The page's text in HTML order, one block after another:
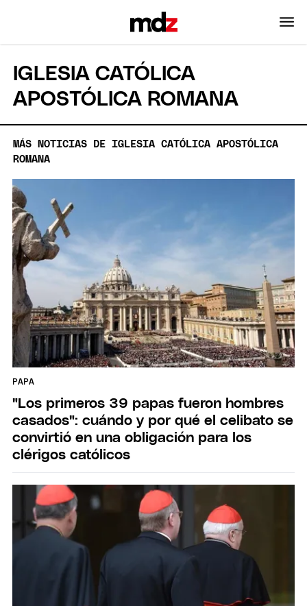
IGLESIA CATÓLICA
APOSTÓLICA ROMANA
MÁS NOTICIAS DE IGLESIA CATÓLICA APOSTÓLICA
ROMANA
PAPA
"Los primeros 39 papas fueron hombres
casados": cuándo y por qué el celibato se
convirtió en una obligación para los
clérigos católicos